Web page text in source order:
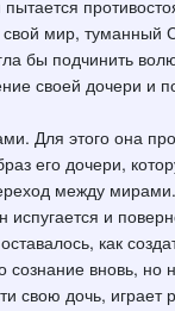
мир,
бы подчинить
своей дочери и
Для этого она
его дочери,
между
и
как
вновь,
свою дочь,